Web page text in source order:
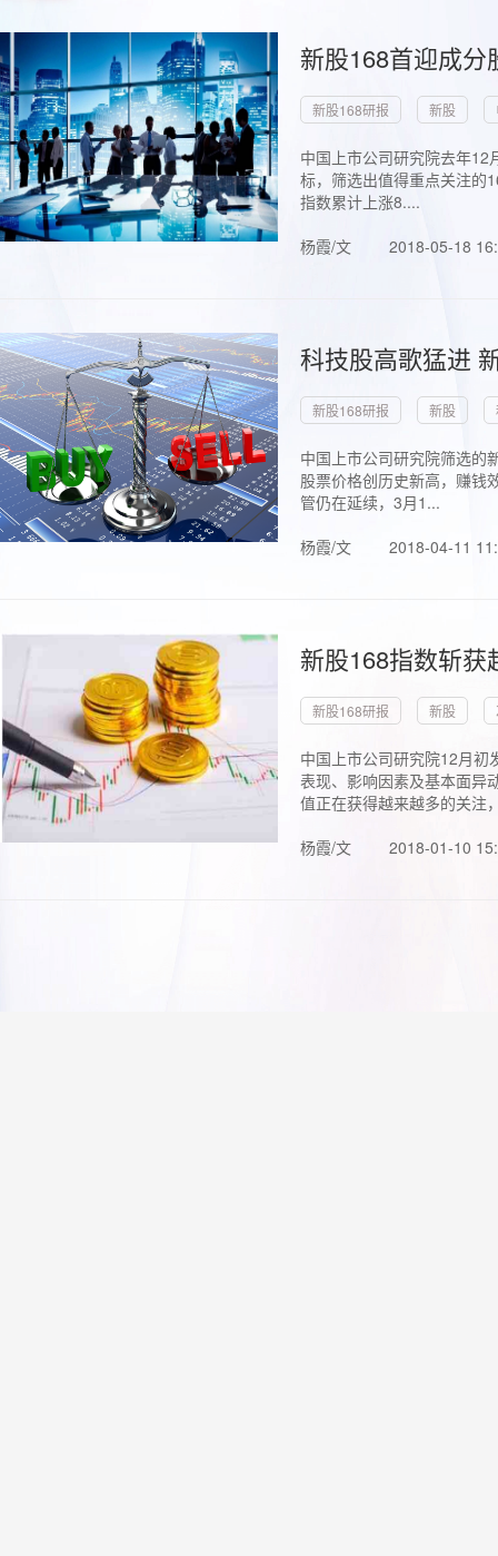
新股168首迎成
新股168研报 新股
中国上市公司研究院去年
标，筛选出值得重点关注的
指数累计上涨8....
杨霞/文
2018-05-18
科技股高歌猛进
新股168研报 新股
中国上市公司研究院筛选的
股票价格创历史新高，赚钱
管仍在延续，3月1...
杨霞/文
2018-04-11
新股168指数斩
新股168研报 新股
中国上市公司研究院12月初
表现、影响因素及基本面异
值正在获得越来越多的关注
杨霞/文
2018-01-10